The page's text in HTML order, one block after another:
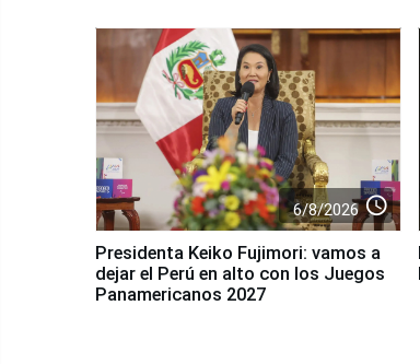
6/8/2026 access_time
Presidenta Keiko Fujimori: vamos a
dejar el Perú en alto con los Juegos
Panamericanos 2027